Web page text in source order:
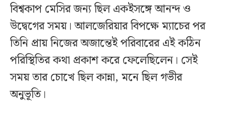
বিশ্বকাপ মেসির জন্য ছিল একইসঙ্গে আনন্দ ও
উদ্বেগের সময়। আলজেরিয়ার বিপক্ষে ম্যাচের পর
তিনি প্রায় নিজের অজান্তেই পরিবারের এই কঠিন
পরিস্থিতির কথা প্রকাশ করে ফেলেছিলেন। সেই
সময় তার চোখে ছিল কান্না, মনে ছিল গভীর
অনুভূতি।